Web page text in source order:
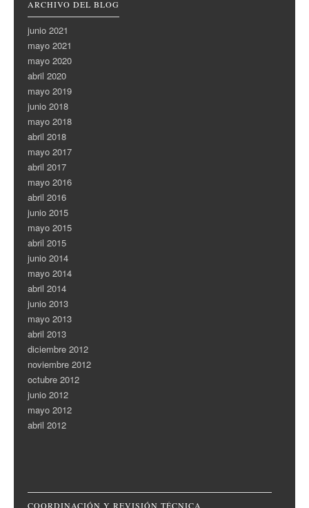
ARCHIVO DEL BLOG
junio 2021
mayo 2021
mayo 2020
abril 2020
mayo 2019
junio 2018
mayo 2018
abril 2018
mayo 2017
abril 2017
mayo 2016
abril 2016
junio 2015
mayo 2015
abril 2015
junio 2014
mayo 2014
abril 2014
junio 2013
mayo 2013
abril 2013
diciembre 2012
noviembre 2012
octubre 2012
junio 2012
mayo 2012
abril 2012
COORDINACIÓN Y REVISIÓN TÉCNICA